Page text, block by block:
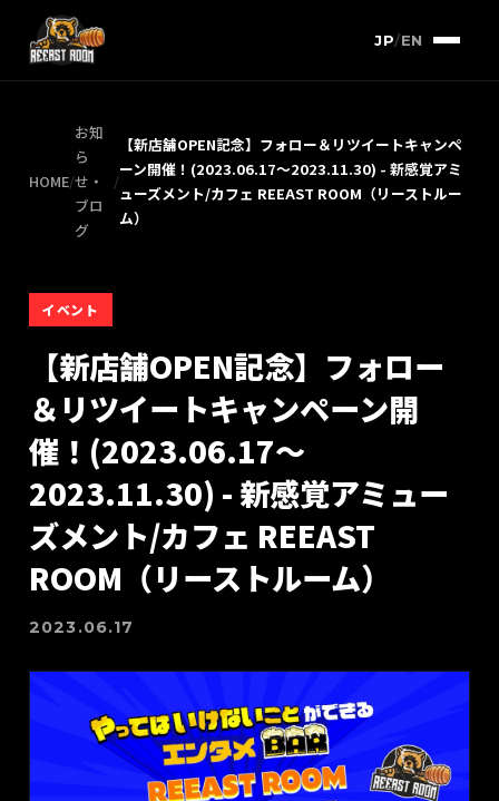
JP/EN
HOME/
お知
ら
せ・
ブロ
グ
/
【新店舗OPEN記念】フォロー＆リツイートキャンペ
ーン開催！(2023.06.17〜2023.11.30) - 新感覚アミ
ューズメント/カフェ REEAST ROOM（リーストルー
ム）
イベント
【新店舗OPEN記念】フォロー
＆リツイートキャンペーン開
催！(2023.06.17〜
2023.11.30) - 新感覚アミュー
ズメント/カフェ REEAST
ROOM（リーストルーム）
2023.06.17